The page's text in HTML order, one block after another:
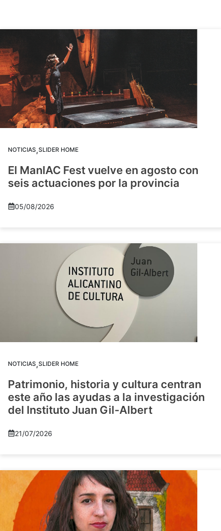
NOTICIAS,SLIDER HOME
El ManIAC Fest vuelve en agosto con
seis actuaciones por la provincia
05/08/2026
NOTICIAS,SLIDER HOME
Patrimonio, historia y cultura centran
este año las ayudas a la investigación
del Instituto Juan Gil-Albert
21/07/2026